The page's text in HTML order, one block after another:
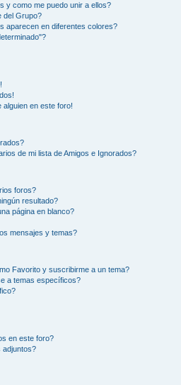
y como me puedo unir a ellos?
del Grupo?
aparecen en diferentes colores?
alguien en este foro!
de mi lista de Amigos e Ignorados?
foros?
resultado?
página en blanco?
mensajes y temas?
Favorito y suscribirme a un tema?
a temas específicos?
en este foro?
adjuntos?